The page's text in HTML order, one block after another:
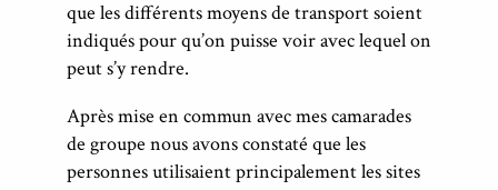
que les différents moyens de transport soient
indiqués pour qu’on puisse voir avec lequel on
peut s’y rendre.
Après mise en commun avec mes camarades
de groupe nous avons constaté que les
personnes utilisaient principalement les sites